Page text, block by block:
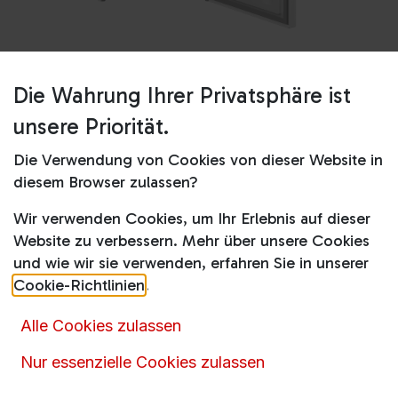
Shop RFNE448E35W
RFNE448E35W
Produktdatenblatt
644,00€ inkl. MwSt.998,00 €
Online nicht vorrätig
Momentan ist dieser Artikel nicht online verfügbar.
Rufen Sie uns an oder senden Sie uns eine
Die Wahrung Ihrer Privatsphäre ist
unsere Priorität.
Die Verwendung von Cookies von dieser Website in
diesem Browser zulassen?
Wir verwenden Cookies, um Ihr Erlebnis auf dieser
Website zu verbessern. Mehr über unsere Cookies
und wie wir sie verwenden, erfahren Sie in unserer
Cookie-Richtlinien.
Alle Cookies zulassen
Nur essenzielle Cookies zulassen